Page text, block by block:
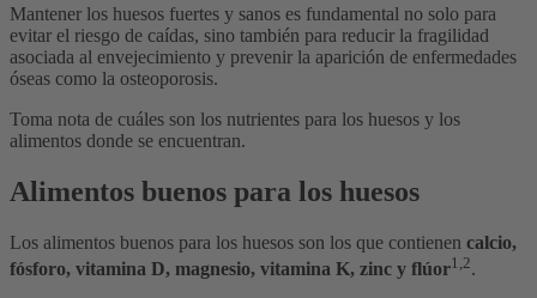
Mantener los huesos fuertes y sanos es fundamental no solo para
evitar el riesgo de caídas, sino también para reducir la fragilidad
asociada al envejecimiento y prevenir la aparición de enfermedades
óseas como la osteoporosis.
Toma nota de cuáles son los nutrientes para los huesos y los
alimentos donde se encuentran.
Alimentos buenos para los huesos
Los alimentos buenos para los huesos son los que contienen calcio,
fósforo, vitamina D, magnesio, vitamina K, zinc y flúor1,2.